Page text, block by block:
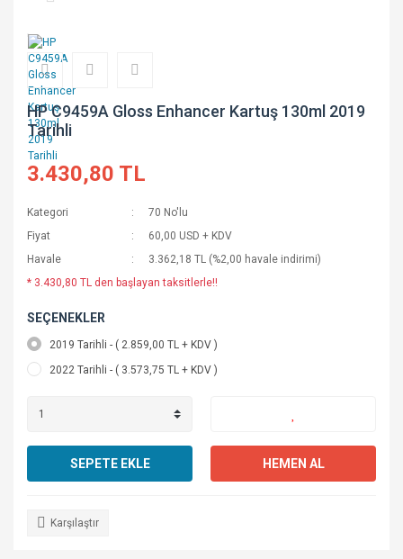
HP C9459A Gloss Enhancer Kartuş 130ml 2019
Tarihli
3.430,80 TL
Kategori
70 No'lu
Fiyat
60,00 USD + KDV
Havale
3.362,18 TL (%2,00 havale indirimi)
* 3.430,80 TL den başlayan taksitlerle!!
SEÇENEKLER
2019 Tarihli - ( 2.859,00 TL + KDV )
2022 Tarihli - ( 3.573,75 TL + KDV )
SEPETE EKLE HEMEN AL
Karşılaştır